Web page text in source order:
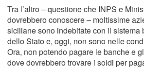
Tra l’altro – questione che INPS e
dovrebbero conoscere – moltissime
siciliane sono indebitate con il sistema
dello Stato e, oggi, non sono nelle
Ora, non potendo pagare le banche e
dove dovrebbero trovare i soldi per